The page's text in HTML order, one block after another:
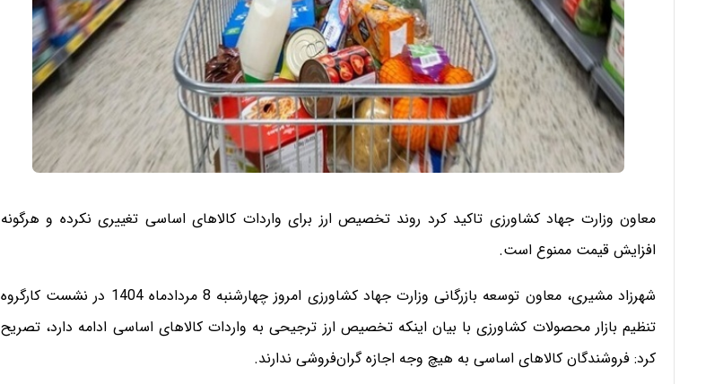
معاون وزارت جهاد کشاورزی تاکید کرد روند تخصیص ارز برای واردات کالاهای اساسی تغییری نکرده و هرگونه
افزایش قیمت ممنوع است.
شهرزاد مشیری، معاون توسعه بازرگانی وزارت جهاد کشاورزی امروز چهارشنبه 8 مردادماه 1404 در نشست کارگروه
تنظیم بازار محصولات کشاورزی با بیان اینکه تخصیص ارز ترجیحی به واردات کالا‌های اساسی ادامه دارد، تصریح
کرد: فروشندگان کالا‌های اساسی به هیچ وجه اجازه گران‌فروشی ندارند.